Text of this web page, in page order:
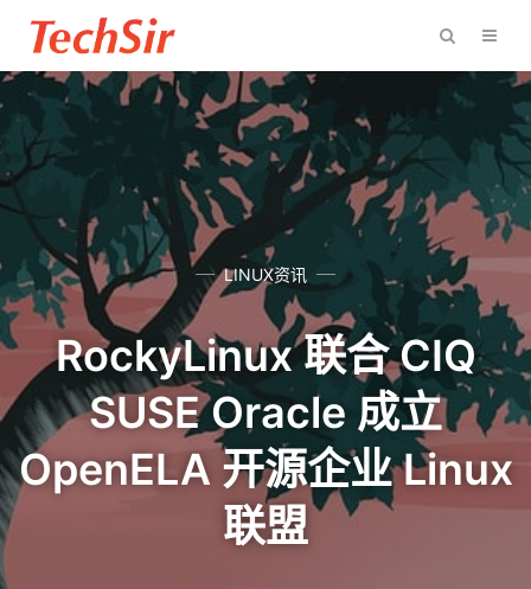
LINUX资讯
RockyLinux 联合 CIQ
SUSE Oracle 成立
OpenELA 开源企业 Linux
联盟